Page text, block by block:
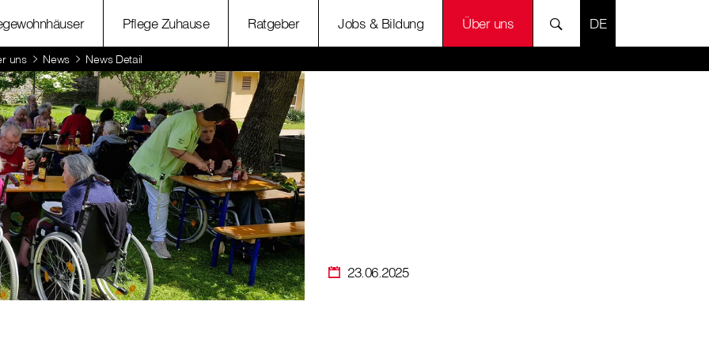
Pflege Zuhause Ratgeber Jobs & Bildung Über uns SPRACHE
uns News News Detail
23.06.2025